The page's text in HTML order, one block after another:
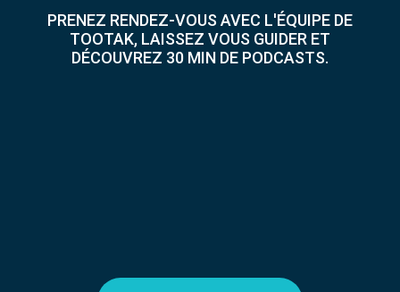
PRENEZ RENDEZ-VOUS AVEC L'ÉQUIPE DE
TOOTAK, LAISSEZ VOUS GUIDER ET
DÉCOUVREZ 30 MIN DE PODCASTS.